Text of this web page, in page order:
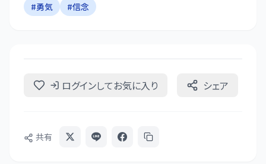
#勇気 #信念
ログインしてお気に入り シェア
共有